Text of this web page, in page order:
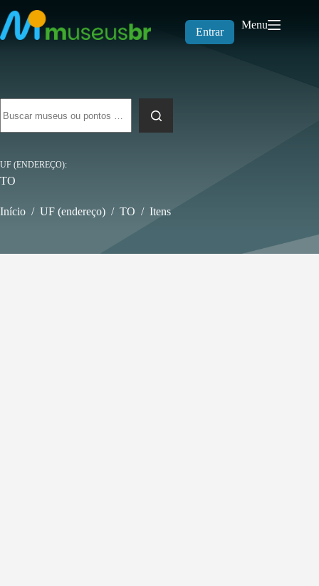
para
o
conteúdo
Entrar
Menu
resultados
UF (ENDEREÇO)
TO
Início / UF (endereço) / TO / Itens